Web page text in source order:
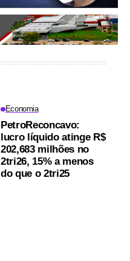
Economia
PetroReconcavo:
lucro líquido atinge R$
202,683 milhões no
2tri26, 15% a menos
do que o 2tri25